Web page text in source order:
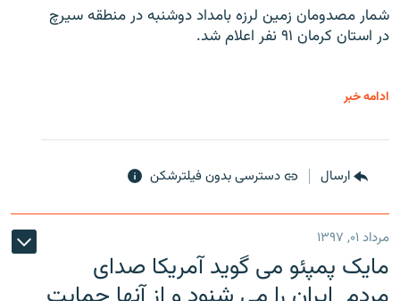
شمار مصدومان زمین لرزه بامداد دوشنبه در منطقه سیرچ
در استان کرمان ۹۱ نفر اعلام شد.
ادامه خبر
ارسال دسترسی بدون فیلترشکن
مرداد ۰۱, ۱۳۹۷
مایک پمپئو می گوید آمریکا صدای